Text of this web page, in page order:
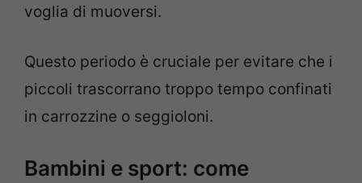
voglia di muoversi.
Questo periodo è cruciale per evitare che i
piccoli trascorrano troppo tempo confinati
in carrozzine o seggioloni.
Bambini e sport: come